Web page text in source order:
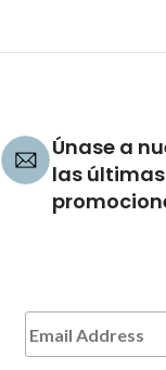
Únase a
las